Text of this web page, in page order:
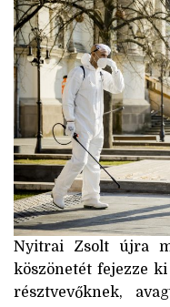
Nyitrai Zsolt újra
köszönetét fejezze
résztvevőknek,